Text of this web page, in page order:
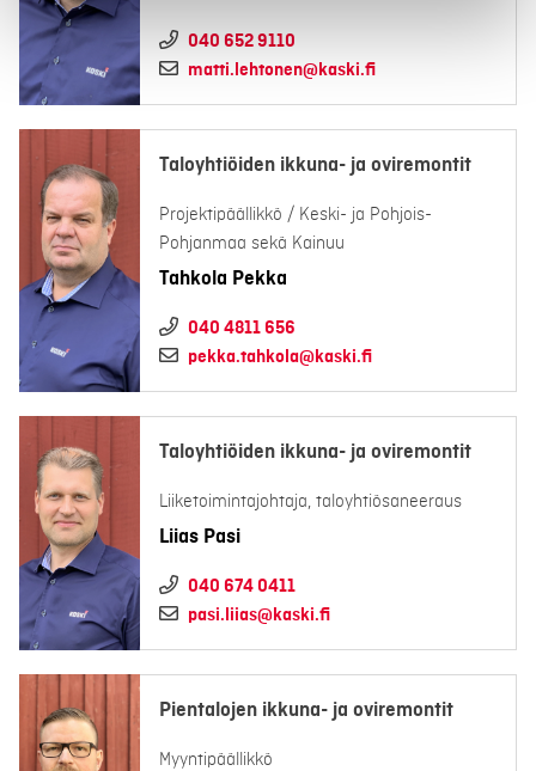
040 652 9110
matti.lehtonen@kaski.fi
Taloyhtiöiden ikkuna- ja oviremontit
Projektipäällikkö / Keski- ja Pohjois-
Pohjanmaa sekä Kainuu
Tahkola Pekka
040 4811 656
pekka.tahkola@kaski.fi
Taloyhtiöiden ikkuna- ja oviremontit
Liiketoimintajohtaja, taloyhtiösaneeraus
Liias Pasi
040 674 0411
pasi.liias@kaski.fi
Pientalojen ikkuna- ja oviremontit
Myyntipäällikkö